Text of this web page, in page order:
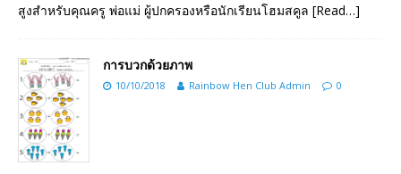
สูงสำหรับคุณครู พ่อแม่ ผู้ปกครองหรือนักเรียนโฮมสคูล [Read…]
การบวกด้วยภาพ
10/10/2018 Rainbow Hen Club Admin 0